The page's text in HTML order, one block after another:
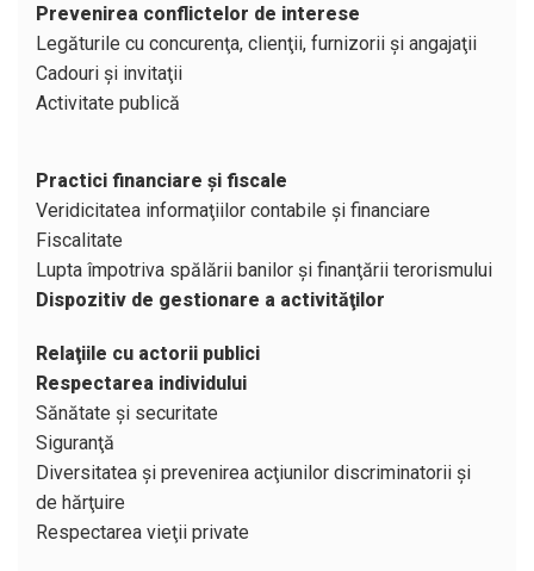
Prevenirea conflictelor de interese
Legăturile cu concurenţa, clienţii, furnizorii şi angajaţii
Cadouri şi invitaţii
Activitate publică
Practici financiare şi fiscale
Veridicitatea informaţiilor contabile şi financiare
Fiscalitate
Lupta împotriva spălării banilor şi finanţării terorismului
Dispozitiv de gestionare a activităţilor
Relaţiile cu actorii publici
Respectarea individului
Sănătate şi securitate
Siguranţă
Diversitatea şi prevenirea acţiunilor discriminatorii şi
de hărţuire
Respectarea vieţii private